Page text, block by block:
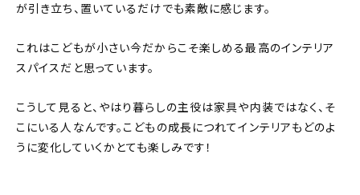
が引き立ち、置いているだけでも素敵に感じます。
これはこどもが小さい今だからこそ楽しめる最高のインテリア
スパイスだと思っています。
こうして見ると、やはり暮らしの主役は家具や内装ではなく、そ
こにいる人なんです。こどもの成長につれてインテリアもどのよ
うに変化していくかとても楽しみです！